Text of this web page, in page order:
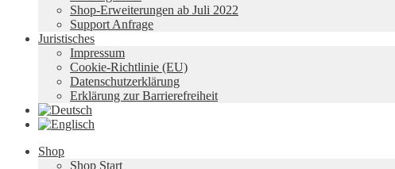
Shop-Erweiterungen ab Juli 2022
Support Anfrage
Juristisches
Impressum
Cookie-Richtlinie (EU)
Datenschutzerklärung
Erklärung zur Barrierefreiheit
Shop
Shop Start